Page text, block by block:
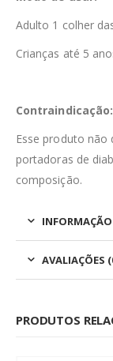
Adulto 1 colher
Crianças até 5
Contraindicação:
Esse produto não
portadoras de
composição.
AVALIAÇÕES
PRODUTOS